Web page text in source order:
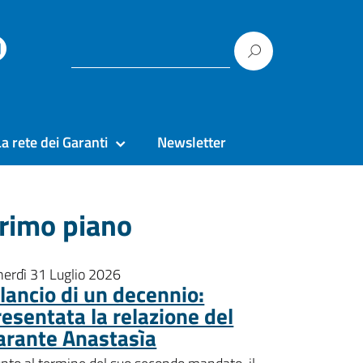
rete dei Garanti Newsletter
piano
31 Luglio 2026
di un decennio:
la relazione del
Anastasìa